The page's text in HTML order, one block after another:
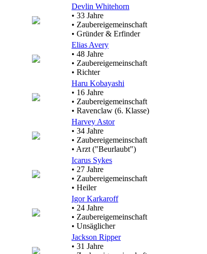
Devlin Whitehorn
• 33 Jahre
• Zaubereigemeinschaft
• Gründer & Erfinder
Elias Avery
• 48 Jahre
• Zaubereigemeinschaft
• Richter
Haru Kobayashi
• 16 Jahre
• Zaubereigemeinschaft
• Ravenclaw (6. Klasse)
Harvey Astor
• 34 Jahre
• Zaubereigemeinschaft
• Arzt ("Beurlaubt")
Icarus Sykes
• 27 Jahre
• Zaubereigemeinschaft
• Heiler
Igor Karkaroff
• 24 Jahre
• Zaubereigemeinschaft
• Unsäglicher
Jackson Ripper
• 31 Jahre